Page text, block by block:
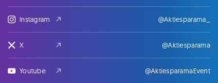
Instagram @Aktiespararna_
X @Aktiespararna
Youtube @AktiespararnaEvent